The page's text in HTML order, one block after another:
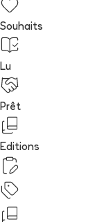
Souhaits
Lu
Prêt
Editions